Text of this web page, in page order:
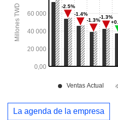
La agenda de la empresa